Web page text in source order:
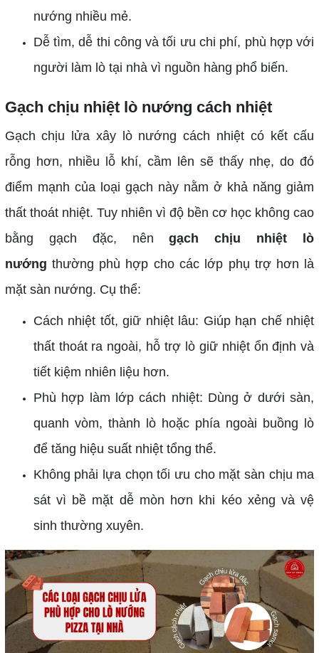
nướng nhiều mẻ.
Dễ tìm, dễ thi công và tối ưu chi phí, phù hợp với
người làm lò tại nhà vì nguồn hàng phổ biến.
Gạch chịu nhiệt lò nướng cách nhiệt
Gạch chịu lửa xây lò nướng cách nhiệt có kết cấu
rỗng hơn, nhiều lỗ khí, cầm lên sẽ thấy nhẹ, do đó
điểm mạnh của loại gạch này nằm ở khả năng giảm
thất thoát nhiệt. Tuy nhiên vì độ bền cơ học không cao
bằng gạch đặc, nêngạch chịu nhiệt lò
nướng thường phù hợp cho các lớp phụ trợ hơn là
mặt sàn nướng. Cụ thể:
Cách nhiệt tốt, giữ nhiệt lâu: Giúp hạn chế nhiệt
thất thoát ra ngoài, hỗ trợ lò giữ nhiệt ổn định và
tiết kiệm nhiên liệu hơn.
Phù hợp làm lớp cách nhiệt: Dùng ở dưới sàn,
quanh vòm, thành lò hoặc phía ngoài buồng lò
để tăng hiệu suất nhiệt tổng thể.
Không phải lựa chọn tối ưu cho mặt sàn chịu ma
sát vì bề mặt dễ mòn hơn khi kéo xẻng và vệ
sinh thường xuyên.